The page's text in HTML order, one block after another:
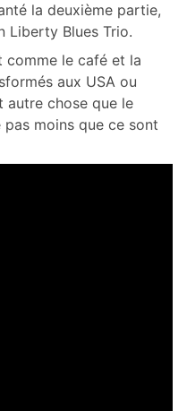
la deuxième partie,
Liberty Blues Trio.
comme le café et la
aux USA ou
autre chose que le
pas moins que ce sont